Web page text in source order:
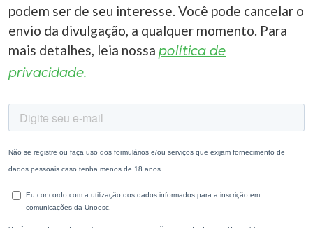
podem ser de seu interesse. Você pode cancelar o
envio da divulgação, a qualquer momento. Para
mais detalhes, leia nossa política de
privacidade.